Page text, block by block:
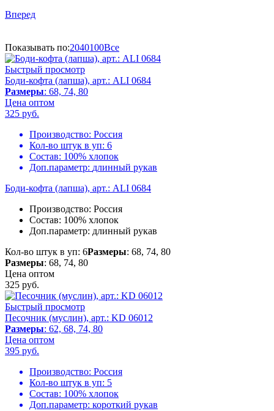
Вперед
Показывать по:2040100Все
Быстрый просмотр
Боди-кофта (лапша), арт.: ALI 0684
Размеры: 68, 74, 80
Цена оптом
325 руб.
Производство: Россия
Кол-во штук в уп: 6
Состав: 100% хлопок
Доп.параметр: длинный рукав
Боди-кофта (лапша), арт.: ALI 0684
Производство: Россия
Состав: 100% хлопок
Доп.параметр: длинный рукав
Кол-во штук в уп: 6Размеры: 68, 74, 80
Размеры: 68, 74, 80
Цена оптом
325 руб.
Быстрый просмотр
Песочник (муслин), арт.: KD 06012
Размеры: 62, 68, 74, 80
Цена оптом
395 руб.
Производство: Россия
Кол-во штук в уп: 5
Состав: 100% хлопок
Доп.параметр: короткий рукав